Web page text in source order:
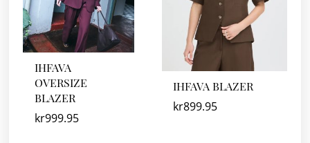
IHFAVA
OVERSIZE
BLAZER
kr999.95
IHFAVA BLAZER
kr899.95